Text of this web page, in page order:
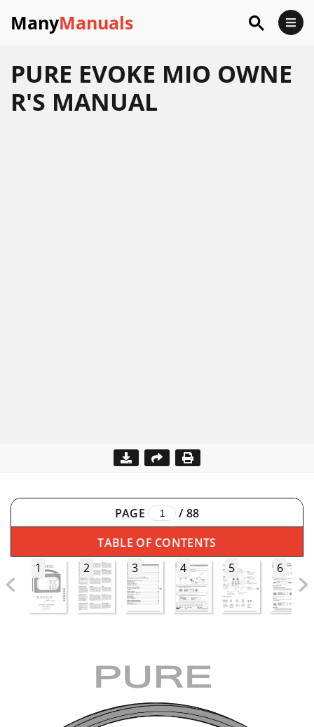
ManyManuals
PURE EVOKE MIO OWNE
R'S MANUAL
PAGE / 88
TABLE OF CONTENTS
1
2 3 4 5 6